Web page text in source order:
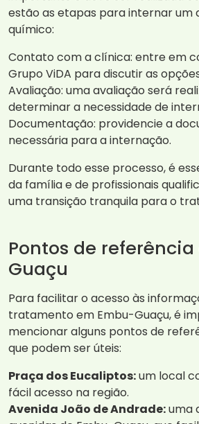
estão as etapas para internar um
químico:
Contato com a clínica: entre em
Grupo ViDA para discutir as
Avaliação: uma avaliação será
determinar a necessidade de
Documentação: providencie a
necessária para a internação.
Durante todo esse processo, é
da família e de profissionais
uma transição tranquila para o
Pontos de
Guaçu
Para facilitar o acesso às
tratamento em Embu-Guaçu, é
mencionar alguns pontos de
que podem ser úteis:
Praça dos Eucaliptos:um local
fácil acesso na região.
Avenida João de Andrade:uma